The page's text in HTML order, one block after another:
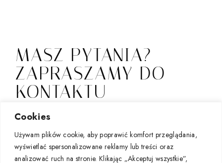
Cookies
Używam plików cookie, aby poprawić komfort przeglądania,
wyświetlać spersonalizowane reklamy lub treści oraz
analizować ruch na stronie. Klikając „Akceptuj wszystkie”,
MASZ PYTANIA?
ZAPRASZAMY DO
KONTAKTU
Jeśli zainteresowała Cię nasza oferta i chcesz podjąć
za pośrednictwem instagrama.
& sklep@renatamolenda.com